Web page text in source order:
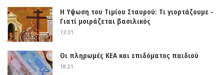
Η Υψωση του Τιμίου Σταυρού: Τι γιορτάζουμε -
Γιατί μοιράζεται βασιλικός
13:31
Οι πληρωμές ΚΕΑ και επιδόματος παιδιού
18:21